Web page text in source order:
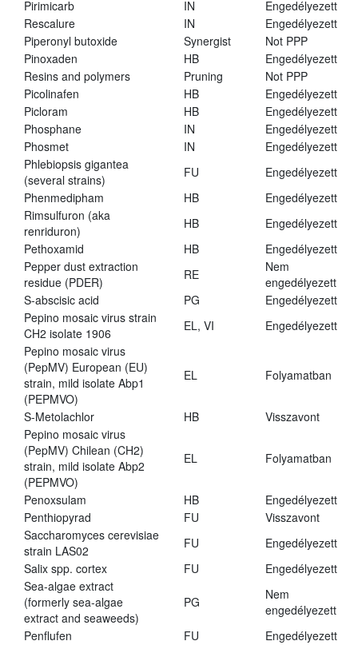
Pirimicarb
IN
Engedélyezett
Rescalure
IN
Engedélyezett
Piperonyl butoxide
Synergist
Not PPP
Pinoxaden
HB
Engedélyezett
Resins and polymers
Pruning
Not PPP
Picolinafen
HB
Engedélyezett
Picloram
HB
Engedélyezett
Phosphane
IN
Engedélyezett
Phosmet
IN
Engedélyezett
Phlebiopsis gigantea
(several strains)
FU
Engedélyezett
Phenmedipham
HB
Engedélyezett
Rimsulfuron (aka
renriduron)
HB
Engedélyezett
Pethoxamid
HB
Engedélyezett
Pepper dust extraction
residue (PDER)
RE
Nem
engedélyezett
S-abscisic acid
PG
Engedélyezett
Pepino mosaic virus strain
CH2 isolate 1906
EL, VI
Engedélyezett
Pepino mosaic virus
(PepMV) European (EU)
strain, mild isolate Abp1
(PEPMVO)
EL Folyamatban
S-Metolachlor HB
Visszavont
Pepino mosaic virus
(PepMV) Chilean (CH2)
strain, mild isolate Abp2
(PEPMVO)
EL Folyamatban
Penoxsulam HB
Engedélyezett
Penthiopyrad
FU
Visszavont
Saccharomyces cerevisiae
strain LAS02
FU
Engedélyezett
Salix spp. cortex
FU
Engedélyezett
Sea-algae extract
(formerly sea-algae
extract and seaweeds)
PG
Nem
engedélyezett
Penflufen
FU
Engedélyezett